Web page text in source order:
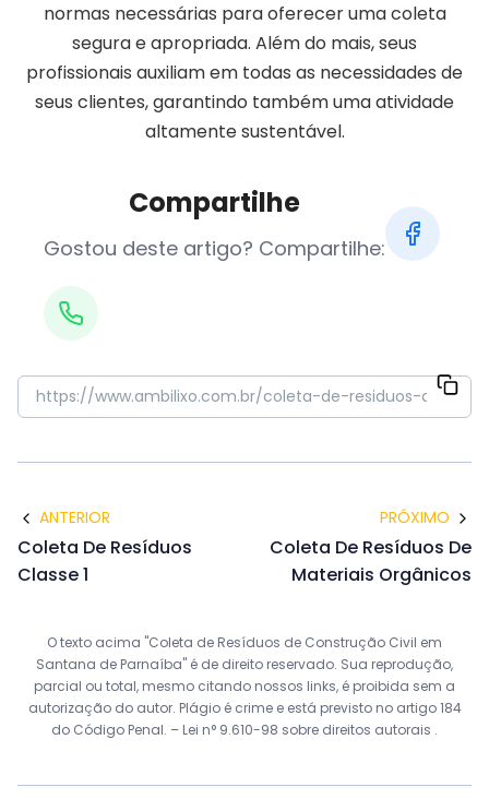
normas necessárias para oferecer uma coleta
segura e apropriada. Além do mais, seus
profissionais auxiliam em todas as necessidades de
seus clientes, garantindo também uma atividade
altamente sustentável.
Compartilhe
Gostou deste artigo? Compartilhe:
ANTERIOR
Coleta De Resíduos
Classe 1
PRÓXIMO
Coleta De Resíduos De
Materiais Orgânicos
O texto acima "Coleta de Resíduos de Construção Civil em
Santana de Parnaíba" é de direito reservado. Sua reprodução,
parcial ou total, mesmo citando nossos links, é proibida sem a
autorização do autor. Plágio é crime e está previsto no artigo 184
do Código Penal. – Lei n° 9.610-98 sobre direitos autorais .